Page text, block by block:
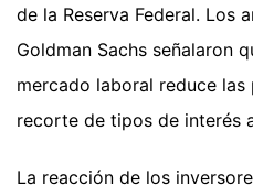
de la Reserva Federal. Los
Goldman Sachs señalaron
mercado laboral reduce
recorte de tipos de interés
La reacción de los